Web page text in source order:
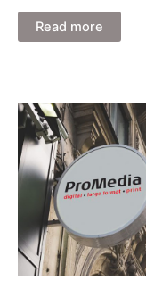
Read more